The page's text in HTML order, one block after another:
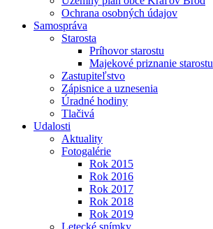
Ochrana osobných údajov
Samospráva
Starosta
Príhovor starostu
Majekové priznanie starostu
Zastupiteľstvo
Zápisnice a uznesenia
Úradné hodiny
Tlačivá
Udalosti
Aktuality
Fotogalérie
Rok 2015
Rok 2016
Rok 2017
Rok 2018
Rok 2019
Letecké snímky